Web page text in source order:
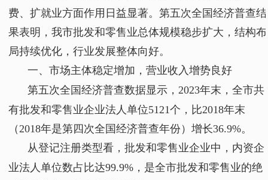
费、扩就业方面作用日益显著。第五次全国经济普查结
果表明，我市批发和零售业总体规模稳步扩大，结构布
局持续优化，行业发展整体向好。
一、市场主体稳定增加，营业收入增势良好
第五次全国经济普查数据显示，2023年末，全市共
有批发和零售业企业法人单位5121个，比2018年末
（2018年是第四次全国经济普查年份）增长36.9%。
从登记注册类型看，批发和零售业企业中，内资企
业法人单位数占比达99.9%，是全市批发和零售业的绝